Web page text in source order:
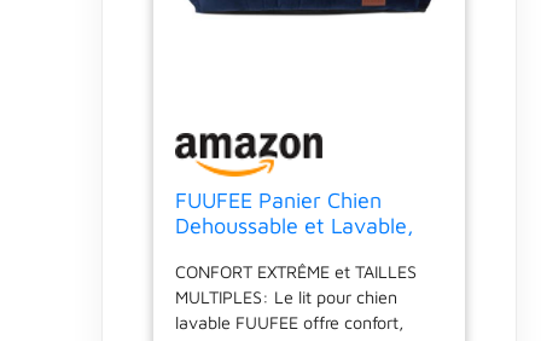
FUUFEE Panier Chien
Dehoussable et Lavable,
Dog Bed, Canapé
CONFORT EXTRÊME et TAILLES
MULTIPLES: Le lit pour chien
lavable FUUFEE offre confort,